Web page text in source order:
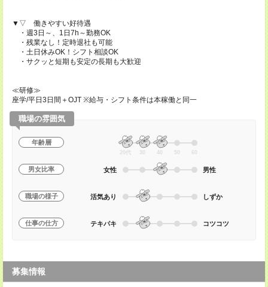
▼▽ 働きやすい好待遇
・週3日～、1日7h～勤務OK
・残業なし！定時退社も可能
・土日休みOK！シフト相談OK
・サクッと短期も安定の長期も大歓迎
≪研修≫
座学/平日3日間＋OJT ※給与・シフト条件は本稼働と同一
職場の雰囲気
年齢層
20代 30 40 50 60
男女比率 女性 男性
職場の様子 活気あり しずか
仕事の仕方 テキパキ コツコツ
募集情報